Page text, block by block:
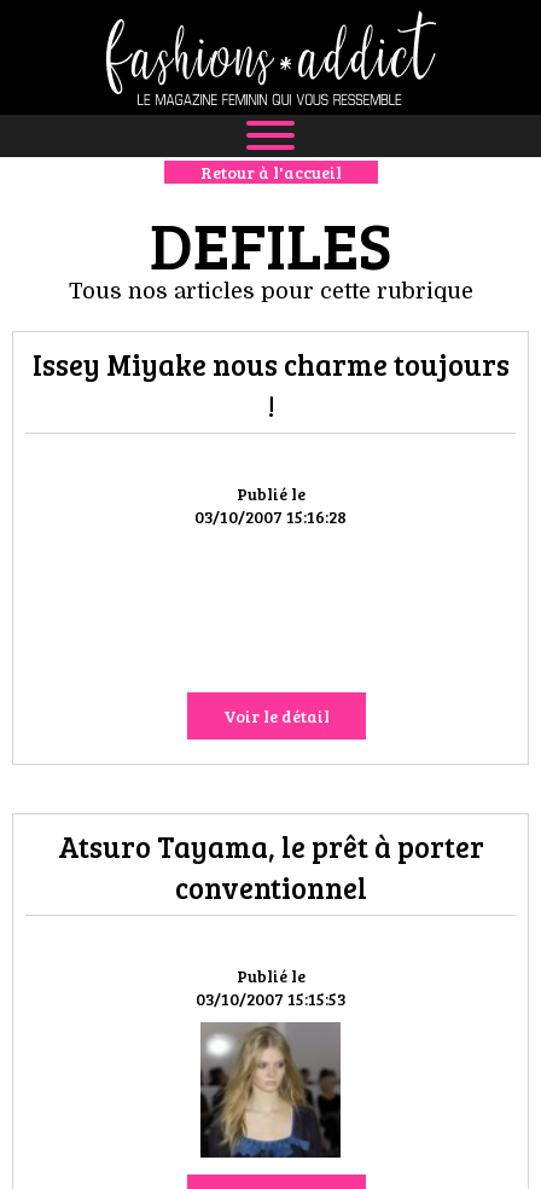
NEWS
MODE
LUXE
DÉFILÉS
BOUTIQUE
CULTURE
LIEUX TENDANCES
MODE DE RUE
JEUNES CRÉATEURS
HISTOIRE DES MARQUES
DÉCO
VOYAGES & LOISIRS
Retour à l'accueil
DEFILES
Tous nos articles pour cette rubrique
Publié le
03/10/2007 15:16:28
Issey Miyake nous charme toujours
!
Voir le détail
Publié le
03/10/2007 15:15:53
Atsuro Tayama, le prêt à porter
conventionnel